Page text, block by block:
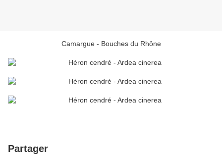
Camargue - Bouches du Rhône
Partager